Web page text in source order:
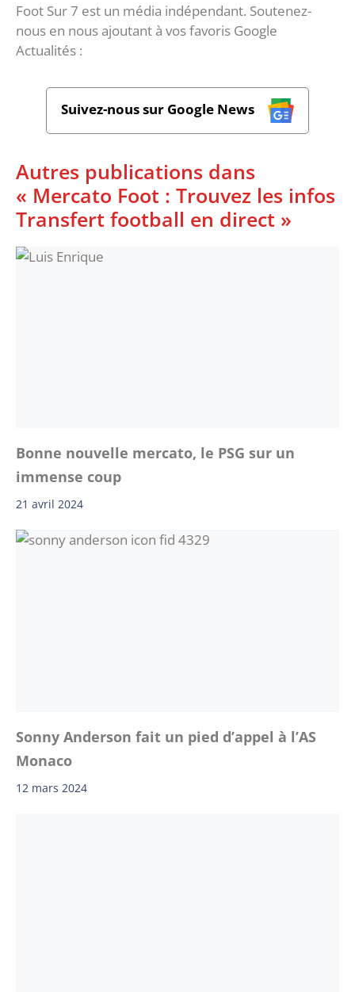
Foot Sur 7 est un média indépendant. Soutenez-
nous en nous ajoutant à vos favoris Google
Actualités :
Suivez-nous sur Google News
Autres publications dans
« Mercato Foot : Trouvez les infos
Transfert football en direct »
Bonne nouvelle mercato, le PSG sur un
immense coup
21 avril 2024
Sonny Anderson fait un pied d’appel à l’AS
Monaco
12 mars 2024